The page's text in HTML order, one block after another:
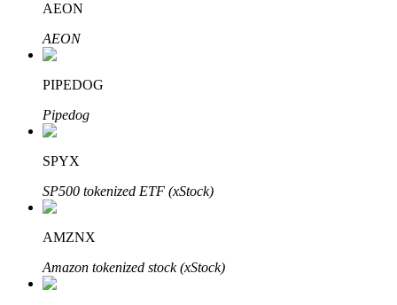
Изучите стейкинг
Узнайте о пассивном доходе
AEON
AEON
PIPEDOG
Pipedog
SPYX
SP500 tokenized ETF (xStock)
AMZNX
Amazon tokenized stock (xStock)